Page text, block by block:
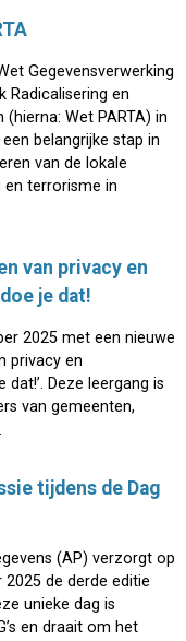
Gegevensverwerking
Radicalisering en
Wet PARTA) in
belangrijke stap in
van de lokale
en terrorisme in
van privacy en
je dat!
2025 met een nieuwe
privacy en
Deze leergang is
van gemeenten,
tijdens de Dag
(AP) verzorgt op
de derde editie
unieke dag is
en draait om het